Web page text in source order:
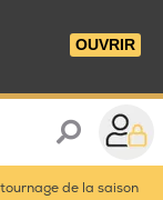
OUVRIR
de la saison